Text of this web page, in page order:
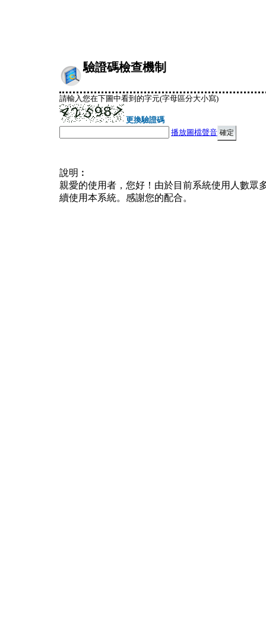
驗證碼檢查機制
請輸入您在下圖中看到的字元(字母區分大小寫)
更換驗證碼
播放圖檔聲音
說明︰
親愛的使用者，您好！由於目前系統使用人數眾
續使用本系統。感謝您的配合。